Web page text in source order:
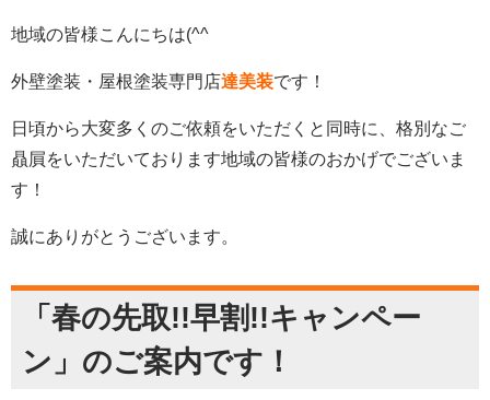
地域の皆様こんにちは(^^
外壁塗装・屋根塗装専門店達美装です！
日頃から大変多くのご依頼をいただくと同時に、格別なご
贔屓をいただいております地域の皆様のおかげでございま
す！
誠にありがとうございます。
「春の先取!!早割!!キャンペー
ン」のご案内です！